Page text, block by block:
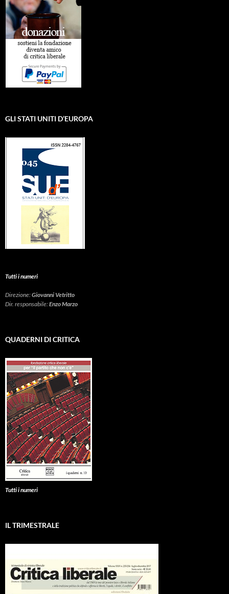
GLI STATI UNITI D’EUROPA
Tutti i numeri
Direzione:Giovanni Vetritto
Dir. responsabile:Enzo Marzo
QUADERNI DI CRITICA
Tutti i numeri
IL TRIMESTRALE